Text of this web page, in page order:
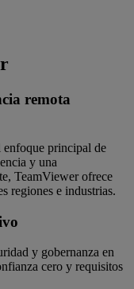
remota
enfoque principal de
y una
TeamViewer ofrece
regiones e industrias.
y gobernanza en
cero y requisitos